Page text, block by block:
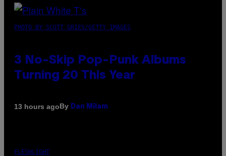
PHOTO BY SCOTT GRIES/GETTY IMAGES
3 No-Skip Pop-Punk Albums
Turning 20 This Year
13 hours agoBy Dan Milam
FLESHLIGHT